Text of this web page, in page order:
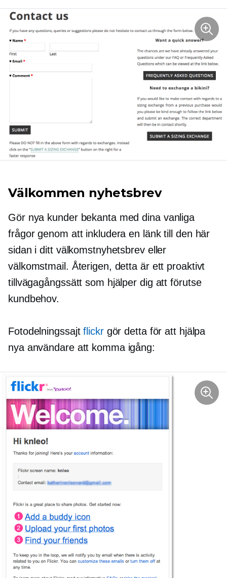
Välkommen nyhetsbrev
Gör nya kunder bekanta med dina vanliga
frågor genom att inkludera en länk till den här
sidan i ditt välkomstnyhetsbrev eller
välkomstmail. Återigen, detta är ett proaktivt
tillvägagångssätt som hjälper dig att förutse
kundbehov.
Fotodelningssajtflickrgör detta för att hjälpa
nya användare att komma igång: